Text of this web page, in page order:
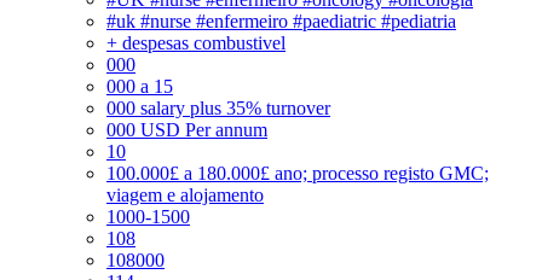
#uk #nurse #enfermeiro #paediatric #pediatria
+ despesas combustivel
000
000 a 15
000 salary plus 35% turnover
000 USD Per annum
10
100.000£ a 180.000£ ano; processo registo GMC;
viagem e alojamento
1000-1500
108
108000